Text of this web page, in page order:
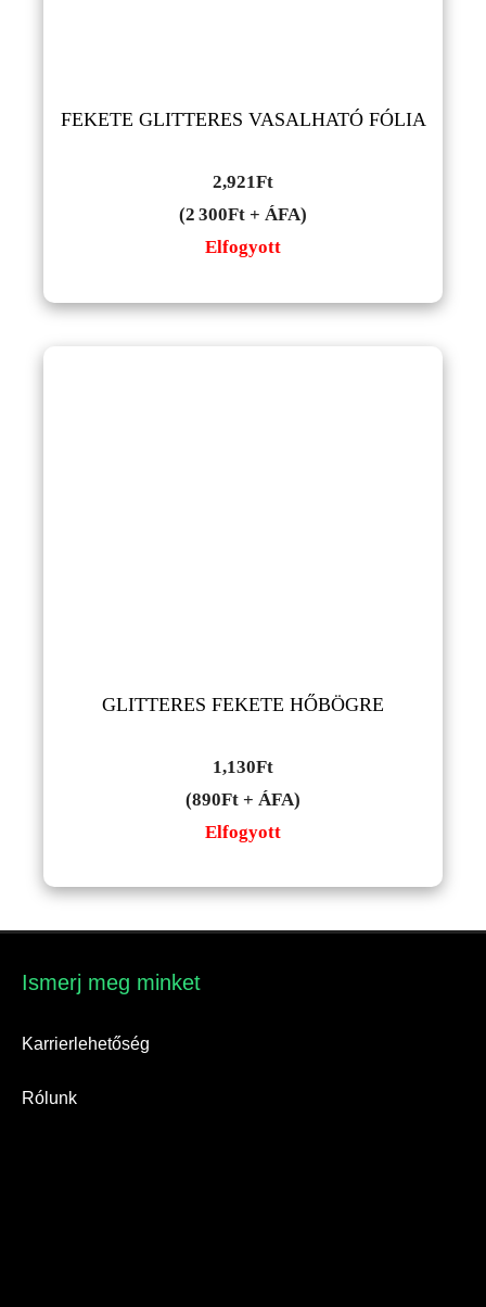
FEKETE GLITTERES VASALHATÓ FÓLIA
2,921Ft
(2 300Ft + ÁFA)
Elfogyott
GLITTERES FEKETE HŐBÖGRE
1,130Ft
(890Ft + ÁFA)
Elfogyott
Ismerj meg minket​
Karrierlehetőség
Rólunk